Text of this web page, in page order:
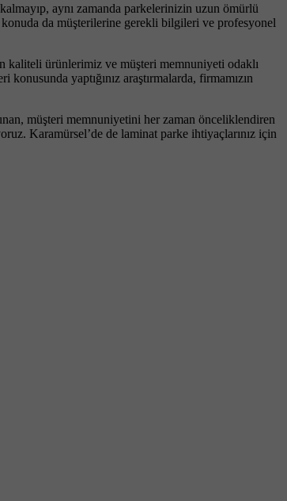
aynı zamanda parkelerinizin uzun ömürlü
da müşterilerine gerekli bilgileri ve profesyonel
kaliteli ürünlerimiz ve müşteri memnuniyeti odaklı
yaptığınız araştırmalarda, firmamızın
müşteri memnuniyetini her zaman önceliklendiren
Karamürsel’de de laminat parke ihtiyaçlarınız için